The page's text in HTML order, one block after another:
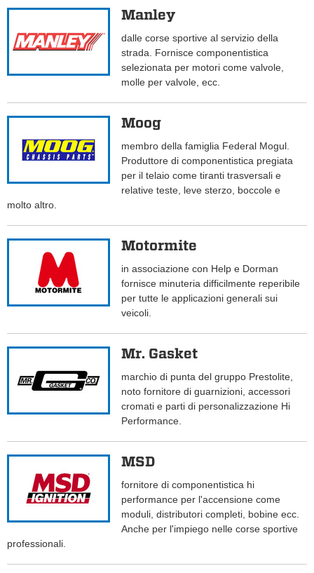
Manley
dalle corse sportive al servizio della
strada. Fornisce componentistica
selezionata per motori come valvole,
molle per valvole, ecc.
Moog
membro della famiglia Federal Mogul.
Produttore di componentistica pregiata
per il telaio come tiranti trasversali e
relative teste, leve sterzo, boccole e
molto altro.
Motormite
in associazione con Help e Dorman
fornisce minuteria difficilmente reperibile
per tutte le applicazioni generali sui
veicoli.
Mr. Gasket
marchio di punta del gruppo Prestolite,
noto fornitore di guarnizioni, accessori
cromati e parti di personalizzazione Hi
Performance.
MSD
fornitore di componentistica hi
performance per l'accensione come
moduli, distributori completi, bobine ecc.
Anche per l'impiego nelle corse sportive
professionali.